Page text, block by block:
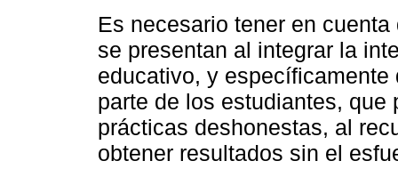
Es necesario tener en
se presentan al integrar la
educativo, y
parte de los estudiantes,
prácticas deshonestas, al
obtener resultados sin el